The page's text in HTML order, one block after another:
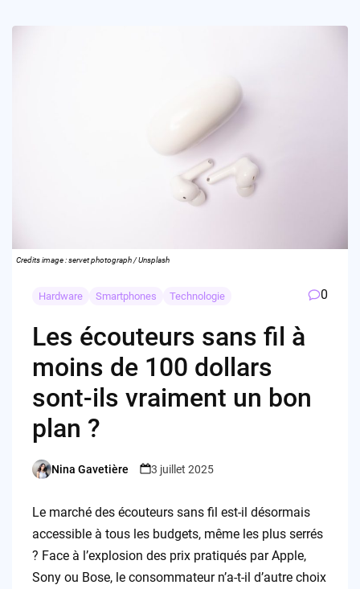
Credits image : servet photograph / Unsplash
Hardware Smartphones Technologie 0
Les écouteurs sans fil à
moins de 100 dollars
sont-ils vraiment un bon
plan ?
Posted
Nina Gavetière 3 juillet 2025
Le marché des écouteurs sans fil est-il désormais
accessible à tous les budgets, même les plus serrés
? Face à l’explosion des prix pratiqués par Apple,
Sony ou Bose, le consommateur n’a-t-il d’autre choix